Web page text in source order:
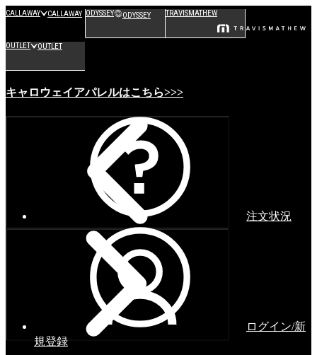
CALLAWAY CALLAWAY ODYSSEY ODYSSEY TRAVISMATHEW
OUTLET OUTLET
キャロウェイアパレルはこちら>>>
注文状況
ログイン/新
規登録